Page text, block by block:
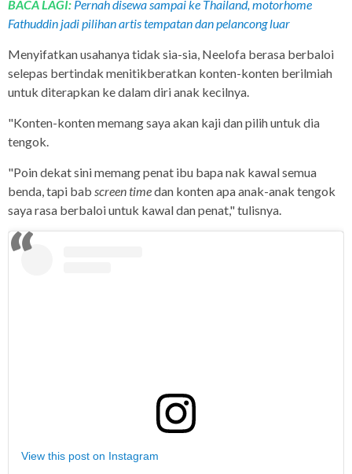
BACA LAGI: Pernah disewa sampai ke Thailand, motorhome
Fathuddin jadi pilihan artis tempatan dan pelancong luar
Menyifatkan usahanya tidak sia-sia, Neelofa berasa berbaloi
selepas bertindak menitikberatkan konten-konten berilmiah
untuk diterapkan ke dalam diri anak kecilnya.
"Konten-konten memang saya akan kaji dan pilih untuk dia
tengok.
"Poin dekat sini memang penat ibu bapa nak kawal semua
benda, tapi bab screen timedan konten apa anak-anak tengok
saya rasa berbaloi untuk kawal dan penat," tulisnya.
View this post on Instagram